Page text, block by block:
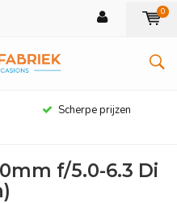
0
Scherpe prijzen
f/5.0-6.3 Di